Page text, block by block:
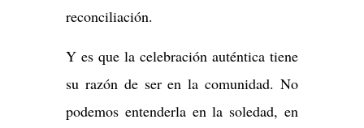
reconciliación.
Y es que la celebración auténtica tiene
su razón de ser en la comunidad. No
podemos entenderla en la soledad, en